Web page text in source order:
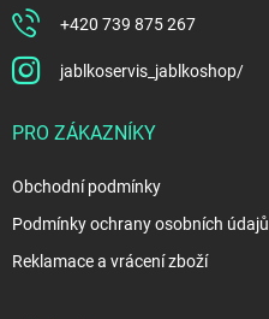
+420 739 875 267
jablkoservis_jablkoshop/
PRO ZÁKAZNÍKY
Obchodní podmínky
Podmínky ochrany osobních údajů
Reklamace a vrácení zboží